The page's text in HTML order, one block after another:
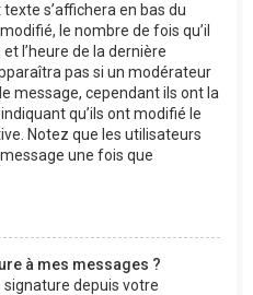
s’affichera en bas du
le nombre de fois qu’il
l’heure de la dernière
pas si un modérateur
message, cependant ils ont la
qu’ils ont modifié le
Notez que les utilisateurs
une fois que
à mes messages ?
signature depuis votre